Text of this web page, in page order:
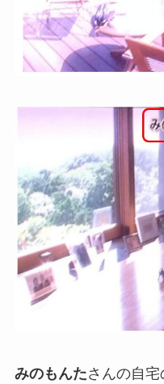
みのもんたさんの自